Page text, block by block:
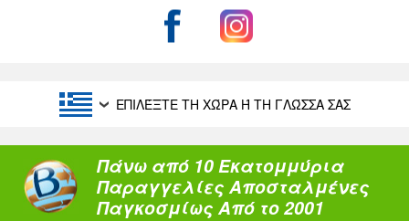
ΕΠΙΛΈΞΤΕ ΤΗ ΧΏΡΑ Ή ΤΗ ΓΛΏΣΣΑ ΣΑΣ
Πάνω από 10 Εκατομμύρια
Παραγγελίες Αποσταλμένες
Παγκοσμίως Από το 2001